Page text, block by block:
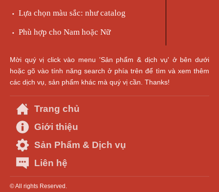
• Lựa chọn màu sắc: như catalog
• Phù hợp cho Nam hoặc Nữ
Mời quý vị click vào menu 'Sản phẩm & dịch vụ' ở bên dưới
hoặc gõ vào tính năng search ở phía trên để tìm và xem thêm
các dịch vụ, sản phẩm khác mà quý vị cần. Thanks!
Trang chủ
Giới thiệu
Sản Phẩm & Dịch vụ
Liên hệ
© All rights Reserved.